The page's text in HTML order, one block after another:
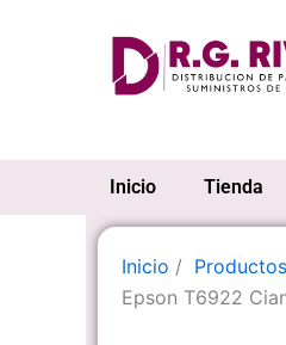
Inicio Tienda
Inicio /
Epson T6922